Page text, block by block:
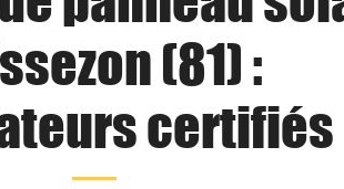
(81) :
certifiés